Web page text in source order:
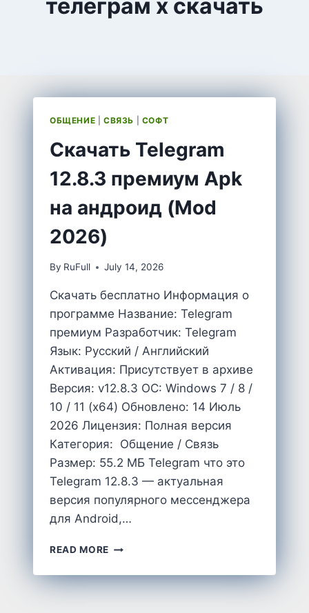
телеграм x скачать
ОБЩЕНИЕ СВЯЗЬ СОФТ
Скачать Telegram
12.8.3 премиум Apk
на андроид (Mod
2026)
By RuFull July 14, 2026
Скачать бесплатно Информация о
программе Название: Telegram
премиум Разработчик: Telegram
Язык: Русский / Английский
Активация: Присутствует в архиве
Версия: v12.8.3 OC: Windows 7 / 8 /
10 / 11 (x64) Обновлено: 14 Июль
2026 Лицензия: Полная версия
Категория: Общение / Связь
Размер: 55.2 MБ Telegram что это
Telegram 12.8.3 — актуальная
версия популярного мессенджера
для Android,…
READ MORE СКАЧАТЬ
12.8.3